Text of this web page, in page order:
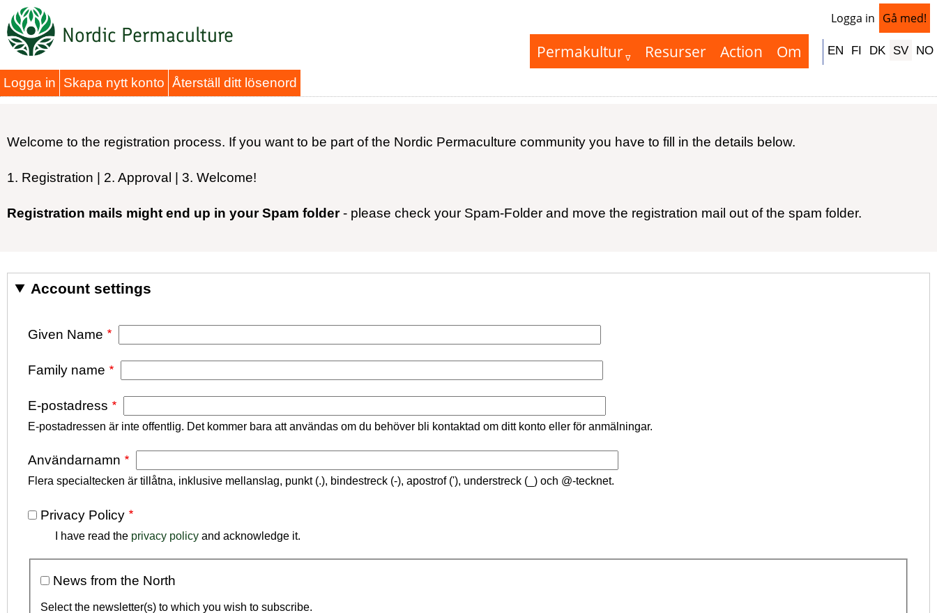
Hoppa
till
huvudinnehåll
Nordic Permaculture
User
Logga in Gå med!
Hauptnavigation
Permakultur Resurser Action Om EN FI DK SV NO
Primära
Logga in Skapa nytt konto Återställ ditt lösenord
Welcome to the registration process. If you want to be part of the Nordic Permaculture community you have to fill in the details below.
1. Registration | 2. Approval | 3. Welcome!
Registration mails might end up in your Spam folder- please check your Spam-Folder and move the registration mail out of the spam folder.
Account settings
Given Name
Family name
E-postadress
E-postadressen är inte offentlig. Det kommer bara att användas om du behöver bli kontaktad om ditt konto eller för anmälningar.
Användarnamn
Flera specialtecken är tillåtna, inklusive mellanslag, punkt (.), bindestreck (-), apostrof ('), understreck (_) och @-tecknet.
Privacy Policy
I have read the privacy policyand acknowledge it.
News from the North
Select the newsletter(s) to which you wish to subscribe.